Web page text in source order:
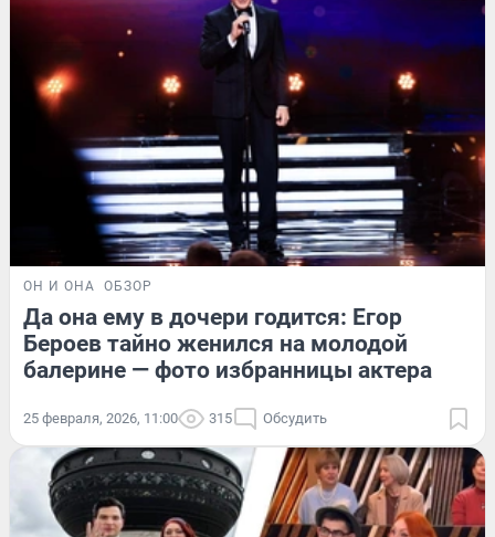
ОН И ОНА ОБЗОР
Да она ему в дочери годится: Егор
Бероев тайно женился на молодой
балерине — фото избранницы актера
25 февраля, 2026, 11:00 315 Обсудить